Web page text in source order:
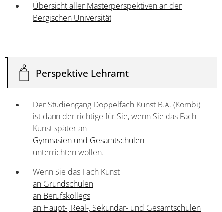
Übersicht aller Masterperspektiven an der
Bergischen Universität
Perspektive Lehramt
Der Studiengang Doppelfach Kunst B.A. (Kombi)
ist dann der richtige für Sie, wenn Sie das Fach
Kunst später an
Gymnasien und Gesamtschulen
unterrichten wollen.
Wenn Sie das Fach Kunst
an Grundschulen
an Berufskollegs
an Haupt-, Real-, Sekundar- und Gesamtschulen